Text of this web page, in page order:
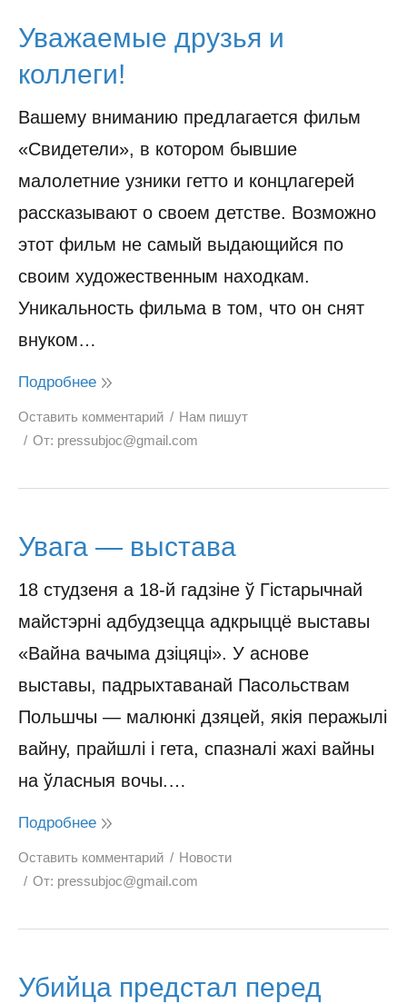
Уважаемые друзья и
коллеги!
Вашему вниманию предлагается фильм
«Свидетели», в котором бывшие
малолетние узники гетто и концлагерей
рассказывают о своем детстве. Возможно
этот фильм не самый выдающийся по
своим художественным находкам.
Уникальность фильма в том, что он снят
внуком…
Подробнее
Оставить комментарий
Нам пишут
От: pressubjoc@gmail.com
Увага — выстава
18 студзеня а 18-й гадзіне ў Гістарычнай
майстэрні адбудзецца адкрыццё выставы
«Вайна вачыма дзіцяці». У аснове
выставы, падрыхтаванай Пасольствам
Польшчы — малюнкі дзяцей, якія перажылі
вайну, прайшлі і гета, спазналі жахі вайны
на ўласныя вочы.…
Подробнее
Оставить комментарий
Новости
От: pressubjoc@gmail.com
Убийца предстал перед